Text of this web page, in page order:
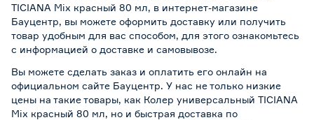
TICIANA Mix красный 80 мл, в интернет-магазине
Бауцентр, вы можете оформить доставку или получить
товар удобным для вас способом, для этого ознакомьтесь
с информацией о доставке и самовывозе.
Вы можете сделать заказ и оплатить его онлайн на
официальном сайте Бауцентр. У нас не только низкие
цены на такие товары, как Колер универсальный TICIANA
Mix красный 80 мл, но и быстрая доставка по